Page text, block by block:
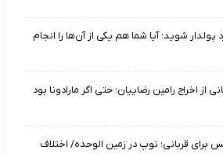
پولدار شوید؛ آیا شما هم یکی از آن‌ها را انجام
اخراج رامین رضاییان؛ حتی اگر مارادونا بود
برای قربانی؛ توپ در زمین الوحده/ اختلاف